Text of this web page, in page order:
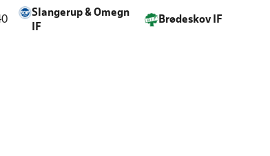
Slangerup & Omegn
IF
Brødeskov IF